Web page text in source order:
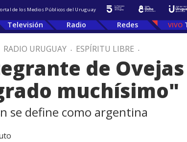
de los Medios Públicos del Uruguay
Televisión Radio Redes
RADIO URUGUAY . ESPÍRITU LIBRE .
de
muchísimo"
se define como argentina